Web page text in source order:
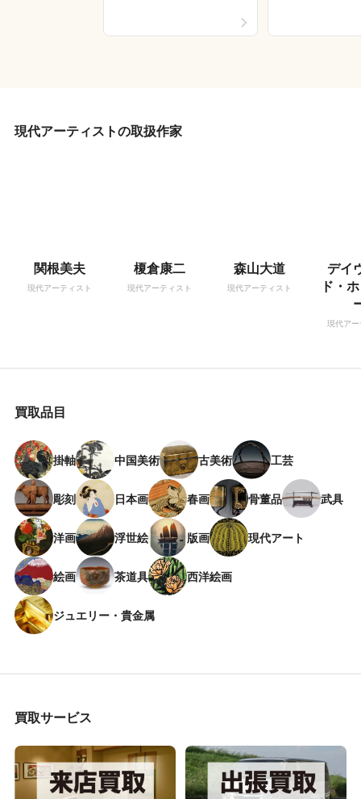
現代アーティストの取扱作家
関根美夫
現代アーティスト
榎倉康二
現代アーティスト
森山大道
現代アーティスト
デイ
ド・
現代ア
買取品目
掛軸 中国美術 古美術 工芸
彫刻 日本画 春画 骨董品 武具
洋画 浮世絵 版画 現代アート
絵画 茶道具 西洋絵画
ジュエリー・貴金属
買取サービス